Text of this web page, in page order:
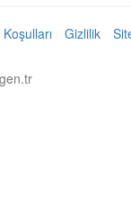
Gizlilik